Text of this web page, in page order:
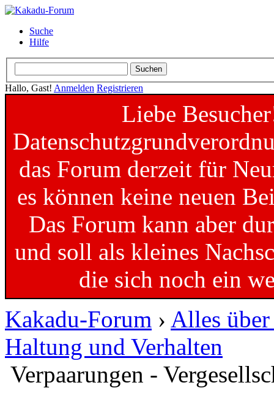
Suche
Hilfe
Hallo, Gast! Anmelden Registrieren
Liebe
das Forum derzeit für
es können keine neuen
Das Forum kann aber
und soll als kleines
die sich noch ein
Kakadu-Forum › Alles
Haltung und Verhalten
Verpaarungen -